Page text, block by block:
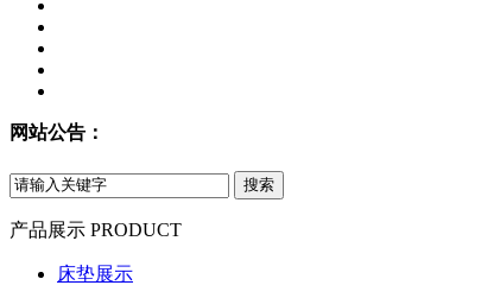
网站公告：
产品展示 PRODUCT
床垫展示